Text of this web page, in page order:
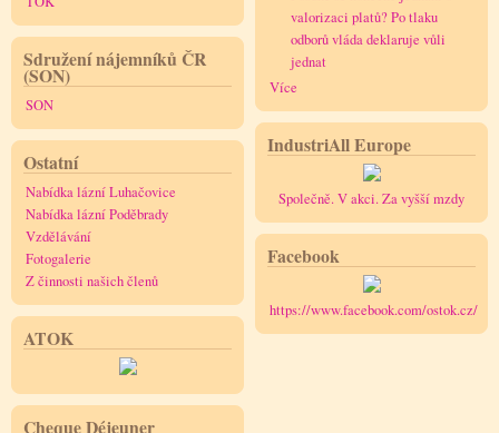
Sdružení nájemníků ČR
(SON)
SON
Ostatní
Nabídka lázní Luhačovice
Nabídka lázní Poděbrady
Vzdělávání
Fotogalerie
Z činnosti našich členů
ATOK
Cheque Déjeuner
valorizaci platů? Po tlaku
odborů vláda deklaruje vůli
jednat
Více
IndustriAll Europe
Společně. V akci. Za vyšší mzdy
Facebook
https://www.facebook.com/ostok.cz/